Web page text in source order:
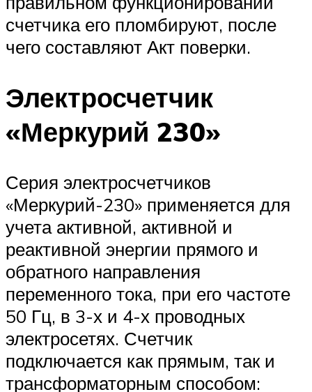
счетчика его пломбируют, после
чего составляют Акт поверки.
Электросчетчик
«Меркурий 230»
Серия электросчетчиков
«Меркурий-230» применяется для
учета активной, активной и
реактивной энергии прямого и
обратного направления
переменного тока, при его частоте
50 Гц, в 3-х и 4-х проводных
электросетях. Счетчик
подключается как прямым, так и
трансформаторным способом: